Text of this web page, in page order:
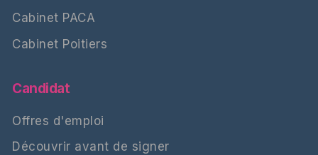
Cabinet PACA
Cabinet Poitiers
Candidat
Offres d'emploi
Découvrir avant de signer